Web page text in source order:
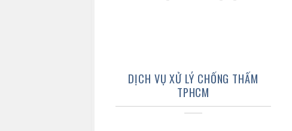
DỊCH VỤ XỬ LÝ CHỐNG THẤM
TPHCM